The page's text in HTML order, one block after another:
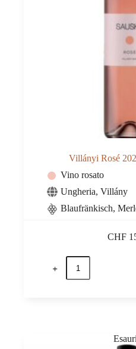
Villányi Rosé
Vino rosato
Ungheria, Villány
Blaufränkisch,
CHF
Villányi
Rosé
2025